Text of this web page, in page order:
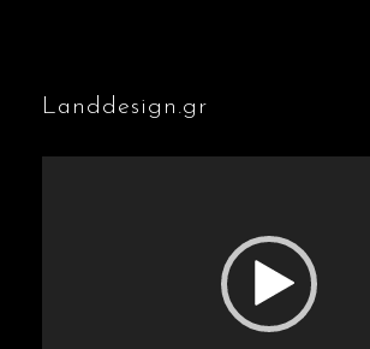
Landdesign.gr